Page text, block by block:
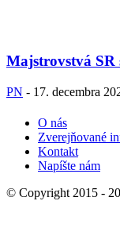
Majstrovstvá SR
PN - 17. decembra
O nás
Zverejňované
Kontakt
Napíšte nám
© Copyright 2015 -